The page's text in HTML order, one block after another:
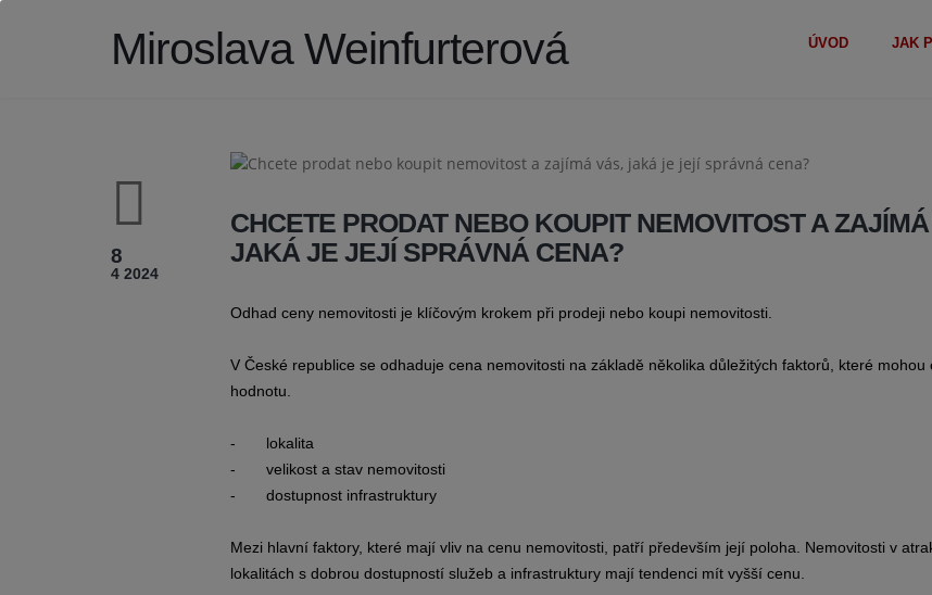
Miroslava Weinfurterová ÚVOD JAK
8
4 2024
CHCETE PRODAT NEBO KOUPIT NEMOVITOST A
JAKÁ JE JEJÍ SPRÁVNÁ CENA?
Odhad ceny nemovitosti je klíčovým krokem při prodeji nebo koupi nemovitosti.
V České republice se odhaduje cena nemovitosti na základě několika důležitých faktorů, které mohou
hodnotu.
- lokalita
- velikost a stav nemovitosti
- dostupnost infrastruktury
Mezi hlavní faktory, které mají vliv na cenu nemovitosti, patří především její poloha. Nemovitosti v
lokalitách s dobrou dostupností služeb a infrastruktury mají tendenci mít vyšší cenu.